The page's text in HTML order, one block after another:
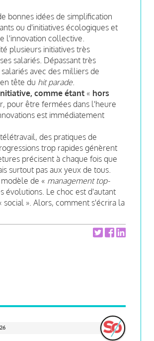
bonnes idées de simplification
ou d'initiatives écologiques et
l'innovation collective.
plusieurs initiatives très
salariés. Dépassant très
avec des milliers de
tête du hit parade
comme étant « hors
pour être fermées dans l'heure
est immédiatement
des pratiques de
trop rapides génèrent
précisent à chaque fois que
surtout pas aux yeux de tous.
de « management top-
évolutions. Le choc est d'autant
social ». Alors, comment s'écrira la